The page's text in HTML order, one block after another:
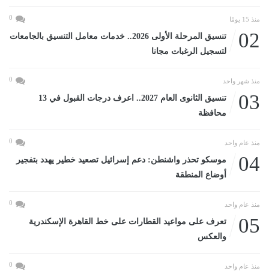
منذ 15 يومًا 0
02
تنسيق المرحلة الأولى 2026.. خدمات معامل التنسيق بالجامعات
لتسجيل الرغبات مجانا
منذ شهر واحد 0
03
تنسيق الثانوى العام 2027.. اعرف درجات القبول في 13
محافظة
منذ عام واحد 0
04
موسكو تحذر واشنطن: دعم إسرائيل تصعيد خطير يهدد بتفجير
أوضاع المنطقة
منذ عام واحد 0
05
تعرف على مواعيد القطارات على خط القاهرة الإسكندرية
والعكس
منذ عام واحد 0